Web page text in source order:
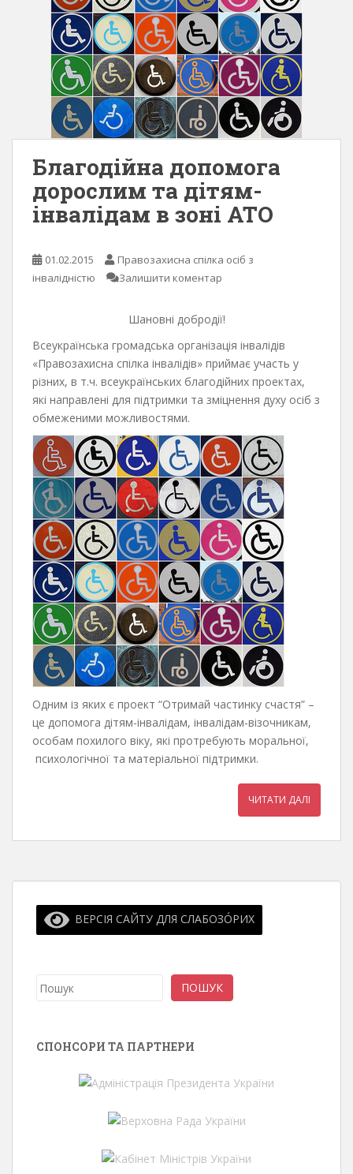
Благодійна допомога
дорослим та дітям-
інвалідам в зоні АТО
01.02.2015
Правозахисна спілка осіб з
інвалідністю
Залишити коментар
Шановні добродії!
Всеукраїнська громадська організація інвалідів
«Правозахисна спілка інвалідів» приймає участь у
різних, в т.ч. всеукраїнських благодійних проектах,
які направлені для підтримки та зміцнення духу осіб з
обмеженими можливостями.
Одним із яких є проект “Отримай частинку счастя” –
це допомога дітям-інвалідам, інвалідам-візочникам,
особам похилого віку, які протребують моральної,
психологічної та матеріальної підтримки.
ЧИТАТИ ДАЛІ
ВЕРСІЯ САЙТУ ДЛЯ СЛАБОЗО́РИХ
Пошук ПОШУК
СПОНСОРИ ТА ПАРТНЕРИ